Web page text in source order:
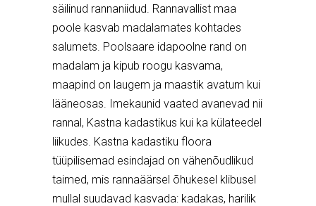
säilinud rannaniidud. Rannavallist maa
poole kasvab madalamates kohtades
salumets. Poolsaare idapoolne rand on
madalam ja kipub roogu kasvama,
maapind on laugem ja maastik avatum kui
lääneosas. Imekaunid vaated avanevad nii
rannal, Kastna kadastikus kui ka külateedel
liikudes. Kastna kadastiku floora
tüüpilisemad esindajad on vähenõudlikud
taimed, mis rannaäärsel õhukesel klibusel
mullal suudavad kasvada: kadakas, harilik